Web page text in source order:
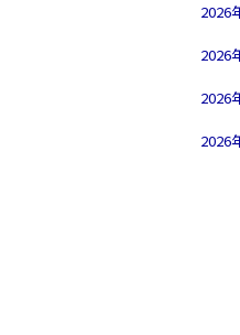
2026
2026
2026
2026